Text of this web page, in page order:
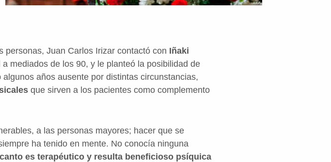
personas, Juan Carlos Irizar contactó con Iñaki
mediados de los 90, y le planteó la posibilidad de
años ausente por distintas circunstancias,
que sirven a los pacientes como complemento
a las personas mayores; hacer que se
ha tenido en mente. No conocía ninguna
es terapéutico y resulta beneficioso psíquica